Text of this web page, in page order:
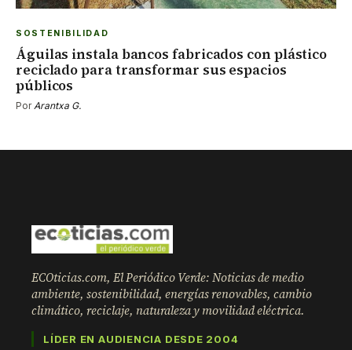
SOSTENIBILIDAD
Águilas instala bancos fabricados con plástico
reciclado para transformar sus espacios
públicos
Por Arantxa G.
ECOticias.com, El Periódico Verde: Noticias de medio
ambiente, sostenibilidad, energías renovables, cambio
climático, reciclaje, naturaleza y movilidad eléctrica.
LÍDER EN AUDIENCIA DESDE 2004